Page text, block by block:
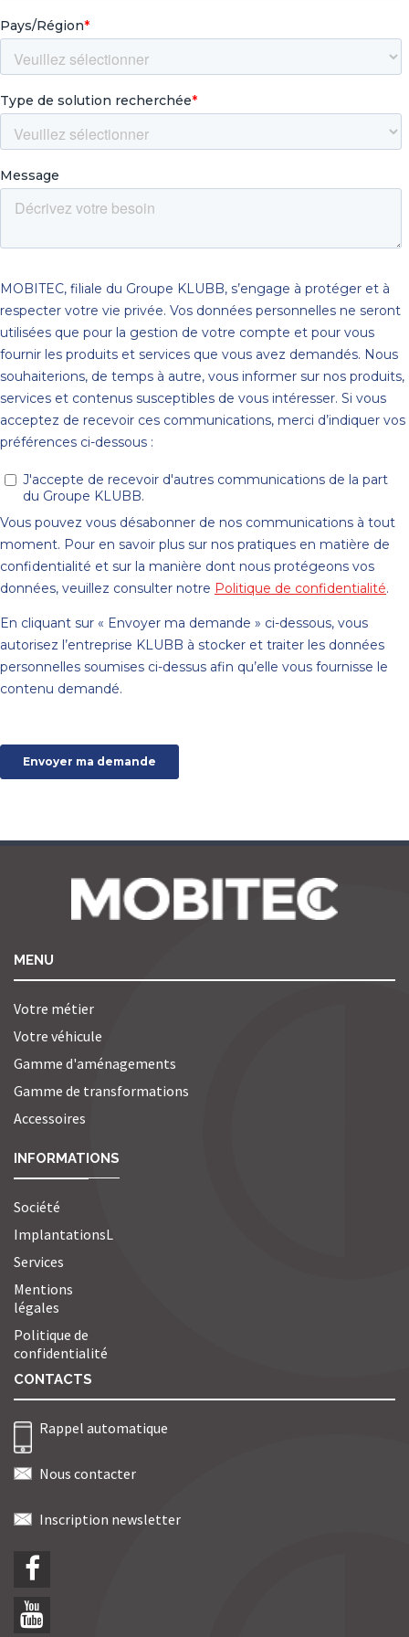
MENU
Votre métier
Votre véhicule
Gamme d'aménagements
Gamme de transformations
Accessoires
INFORMATIONS
Société
ImplantationsL
Services
Mentions
légales
Politique de
confidentialité
CONTACTS
Rappel automatique
Nous contacter
Inscription newsletter